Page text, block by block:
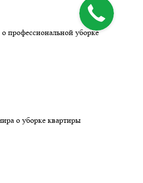
профессиональной уборке
о уборке квартиры